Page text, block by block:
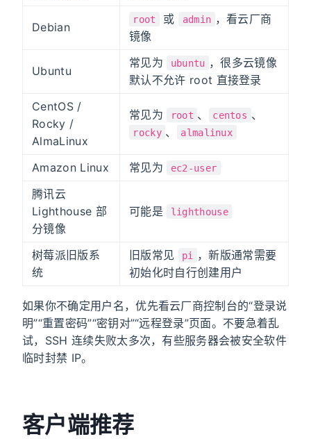
Debian
root 或 admin ，看云厂商
镜像
Ubuntu
常见为 ubuntu ，很多云镜像
默认不允许 root 直接登录
CentOS /
Rocky /
AlmaLinux
常见为 root 、 centos 、
rocky 、 almalinux
Amazon Linux 常见为 ec2-user
腾讯云
Lighthouse 部
分镜像
可能是 lighthouse
树莓派旧版系
统
旧版常见 pi
，新版通常需要
初始化时自行创建用户
如果你不确定用户名，优先看云厂商控制台的“登录说
明”“重置密码”“密钥对”“远程登录”页面。不要急着乱
试，SSH 连续失败太多次，有些服务器会被安全软件
临时封禁 IP。
客户端推荐